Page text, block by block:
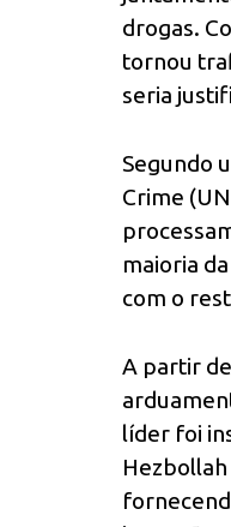
drogas.
tornou
seria
Segundo
Crime
maioria
com o
A partir
líder foi